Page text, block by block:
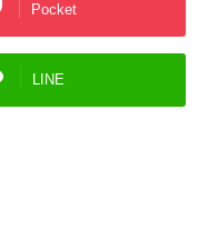
Pocket
LINE